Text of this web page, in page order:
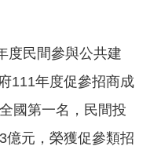
度民間參與公共建
111年度促參招商成
國第一名，民間投
億元，榮獲促參類招